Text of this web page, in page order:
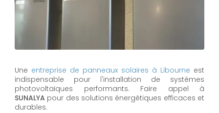
Une entreprise de panneaux solaires à Libourne est
indispensable pour l'installation de systèmes
photovoltaïques performants. Faire appel à
SUNALYA pour des solutions énergétiques efficaces et
durables.